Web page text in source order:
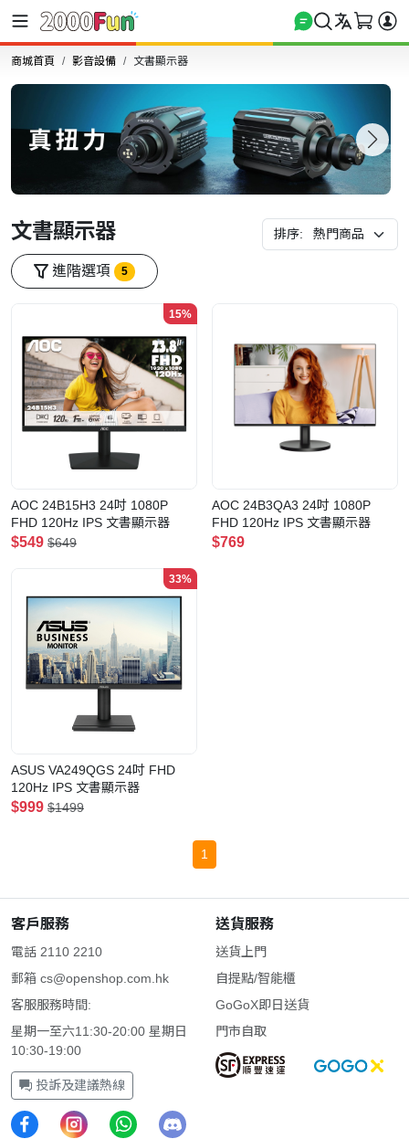
商城首頁 影音設備 文書顯示器
文書顯示器 排序:
進階選項 5
15%
AOC 24B15H3 24吋 1080P
FHD 120Hz IPS 文書顯示器
$549 $649
AOC 24B3QA3 24吋 1080P
FHD 120Hz IPS 文書顯示器
$769
33%
ASUS VA249QGS 24吋 FHD
120Hz IPS 文書顯示器
$999 $1499
1
客戶服務
電話 2110 2210
郵箱 cs@openshop.com.hk
客服服務時間:
星期一至六11:30-20:00 星期日
10:30-19:00
投訴及建議熱線
送貨服務
送貨上門
自提點/智能櫃
GoGoX即日送貨
門市自取